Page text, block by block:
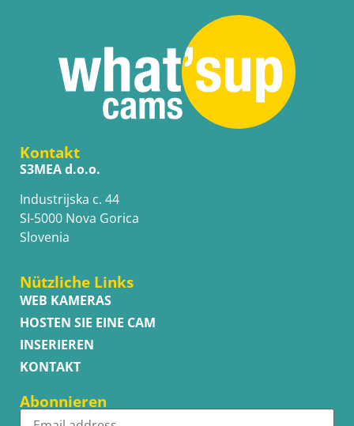
Kontakt
S3MEA d.o.o.
Industrijska c. 44
SI-5000 Nova Gorica
Slovenia
Nützliche Links
WEB KAMERAS
HOSTEN SIE EINE CAM
INSERIEREN
KONTAKT
Abonnieren